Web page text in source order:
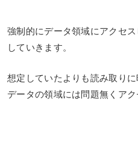
強制的にデータ領域にアクセ
していきます。
想定していたよりも読み取り
データの領域には問題無くア